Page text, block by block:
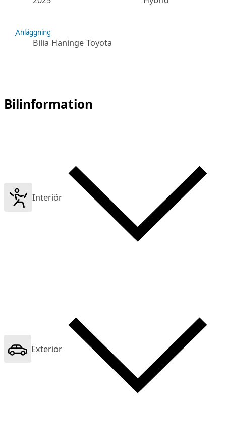
Anläggning
Bilia Haninge Toyota
Bilinformation
Interiör
Exteriör